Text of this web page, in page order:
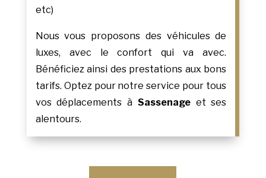
etc)
Nous vous proposons des véhicules de
luxes, avec le confort qui va avec.
Bénéficiez ainsi des prestations aux bons
tarifs. Optez pour notre service pour tous
vos déplacements à Sassenageet ses
alentours.